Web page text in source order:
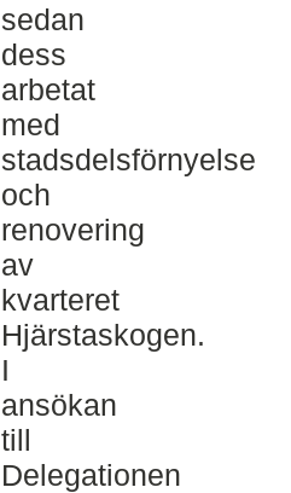
sedan
dess
arbetat
med
stadsdelsförnyelse
och
renovering
av
kvarteret
Hjärstaskogen.
I
ansökan
till
Delegationen